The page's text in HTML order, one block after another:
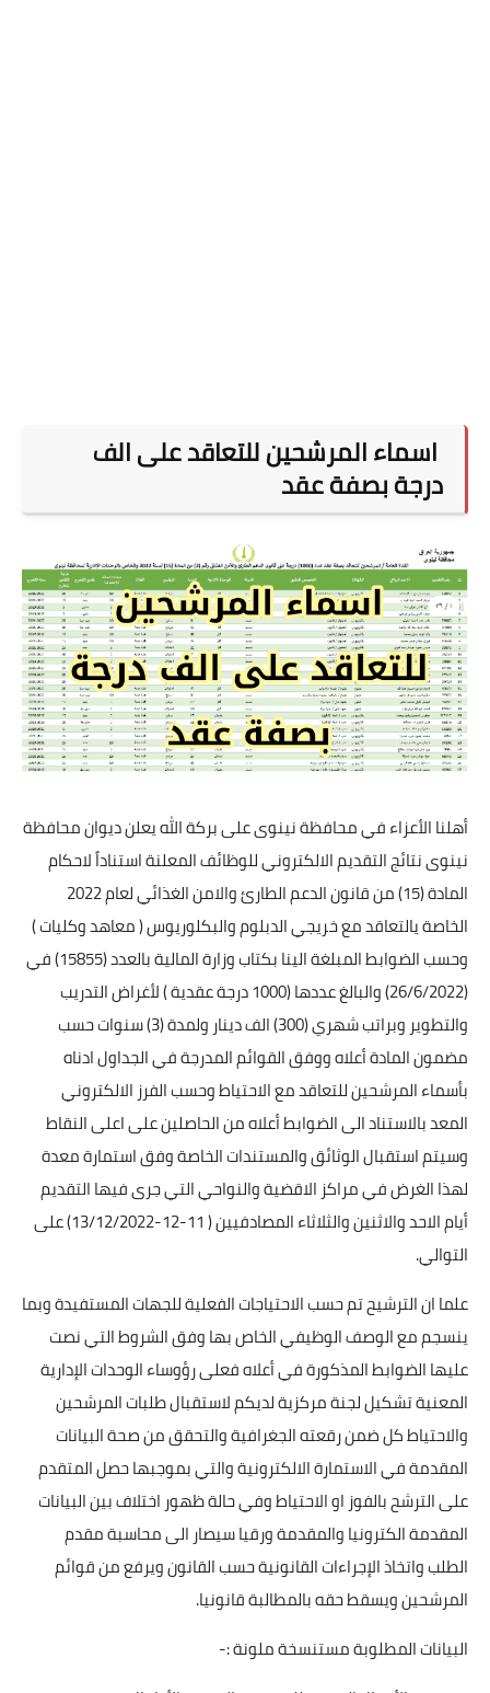
اسماء المرشحين للتعاقد على الف
درجة بصفة عقد
أهلنا الأعزاء في محافظة نينوى على بركة الله يعلن ديوان محافظة
نينوى نتائج التقديم الالكتروني للوظائف المعلنة استناداً لاحكام
المادة (15) من قانون الدعم الطارئ والامن الغذائي لعام 2022
الخاصة يالتعاقد مع خريجي الدبلوم والبكلوريوس ( معاهد وكليات )
وحسب الضوابط المبلغة الينا بكتاب وزارة المالية بالعدد (15855) في
(26/6/2022) والبالغ عددها (1000 درجة عقدية ) لأغراض التدريب
والتطوير وبراتب شهري (300) الف دينار ولمدة (3) سنوات حسب
مضمون المادة أعلاه ووفق القوائم المدرجة في الجداول ادناه
بأسماء المرشحين للتعاقد مع الاحتياط وحسب الفرز الالكتروني
المعد بالاستناد الى الضوابط أعلاه من الحاصلين على اعلى النقاط
وسيتم استقبال الوثائق والمستندات الخاصة وفق استمارة معدة
لهذا الغرض في مراكز الاقضية والنواحي التي جرى فيها التقديم
أيام الاحد والاثنين والثلاثاء المصادفيين ( 11-12-13/12/2022) على
التوالي.
علما ان الترشيح تم حسب الاحتياجات الفعلية للجهات المستفيدة وبما
ينسجم مع الوصف الوظيفي الخاص بها وفق الشروط التي نصت
عليها الضوابط المذكورة في أعلاه فعلى رؤوساء الوحدات الإدارية
المعنية تشكيل لجنة مركزية لديكم لاستقبال طلبات المرشحين
والاحتياط كل ضمن رقعته الجغرافية والتحقق من صحة البيانات
المقدمة في الاستمارة الالكترونية والتي بموجبها حصل المتقدم
على الترشح بالفوز او الاحتياط وفي حالة ظهور اختلاف بين البيانات
المقدمة الكترونيا والمقدمة ورقيا سيصار الى محاسبة مقدم
الطلب واتخاذ الإجراءات القانونية حسب القانون ويرفع من قوائم
المرشحين ويسقط حقه بالمطالبة قانونيا.
البيانات المطلوبة مستنسخة ملونة :-